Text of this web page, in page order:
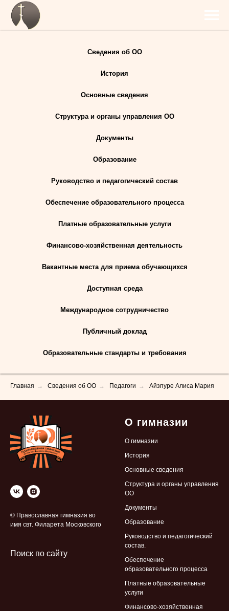
Сведения об ОО
История
Основные сведения
Структура и органы управления ОО
Документы
Образование
Руководство и педагогический состав
Обеспечение образовательного процесса
Платные образовательные услуги
Финансово-хозяйственная деятельность
Вакантные места для приема обучающихся
Доступная среда
Международное сотрудничество
Публичный доклад
Образовательные стандарты и требования
Главная → Сведения об ОО → Педагоги → Айзпуре Алиса Мария
© Православная гимназия во
имя свт. Филарета Московского
Поиск по сайту
О гимназии
О гимназии
История
Основные сведения
Структура и органы управления
ОО
Документы
Образование
Руководство и педагогический
состав.
Обеспечение
образовательного процесса
Платные образовательные
услуги
Финансово-хозяйственная